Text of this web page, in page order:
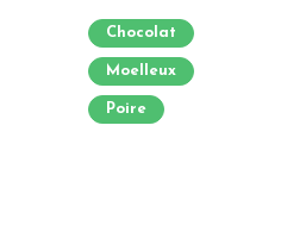
Chocolat
Moelleux
Poire